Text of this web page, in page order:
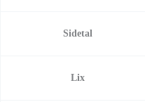
Sidetal
Lix